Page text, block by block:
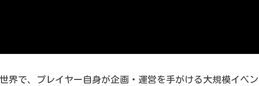
世界で、プレイヤー自身が企画・運営を手がける大規模イベン